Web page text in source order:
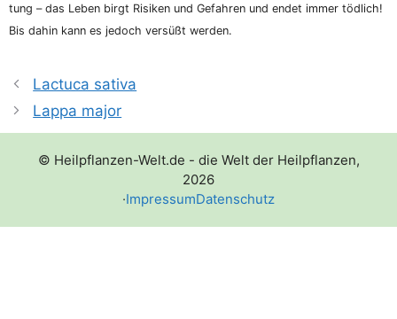
tung – das Leben birgt Risi­ken und Gefah­ren und endet immer töd­lich!
Bis dahin kann es jedoch ver­süßt werden.
Lactuca sativa
Lappa major
© Heilpflanzen-Welt.de - die Welt der Heilpflanzen,
2026
·ImpressumDatenschutz